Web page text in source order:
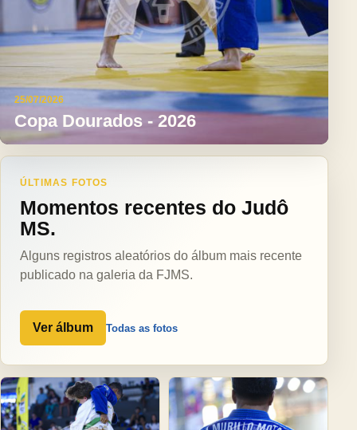
25/07/2026
Copa Dourados - 2026
ÚLTIMAS FOTOS
Momentos recentes do Judô
MS.
Alguns registros aleatórios do álbum mais recente
publicado na galeria da FJMS.
Ver álbum Todas as fotos